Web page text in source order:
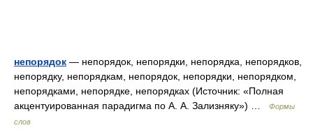
непорядок — непорядок, непорядки, непорядка, непорядков,
непорядку, непорядкам, непорядок, непорядки, непорядком,
непорядками, непорядке, непорядках (Источник: «Полная
акцентуированная парадигма по А. А. Зализняку») …
Формы
слов